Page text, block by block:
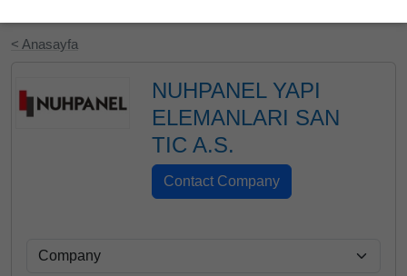
< Anasayfa
NUHPANEL YAPI
ELEMANLARI SAN
TIC A.S.